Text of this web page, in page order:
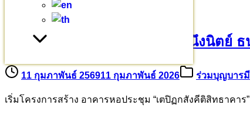
ขออนุโมทนาบุญคุณนิธิศ คุณคนึงนิตย์
11 กุมภาพันธ์ 256911 กุมภาพันธ์ 2026 ร่วมบุญบารมี
เริ่มโครงการสร้าง อาคารหอประชุม “เตปิฏกสังคีติสิทธาคา